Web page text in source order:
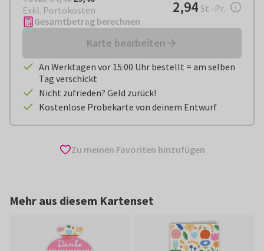
Exkl. Portokosten
€ 2,94pro Stück
2,94 St.-Pr.
Gesamtbetrag berechnen
Karte bearbeiten
An Werktagen vor 15:00 Uhr bestellt = am selben
Tag verschickt
Nicht zufrieden? Geld zurück!
Kostenlose Probekarte von deinem Entwurf
Zu meinen Favoriten hinzufügen
Mehr aus diesem Kartenset